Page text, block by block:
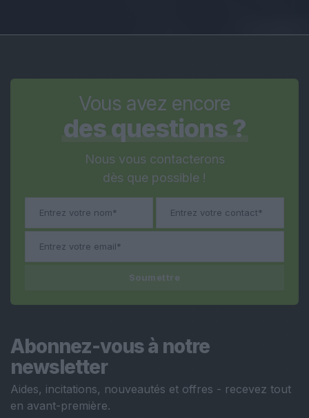
Vous avez encore
des questions ?
Nous vous contacterons
dès que possible !
Soumettre
Abonnez-vous à notre
newsletter
Aides, incitations, nouveautés et offres - recevez tout
en avant-première.